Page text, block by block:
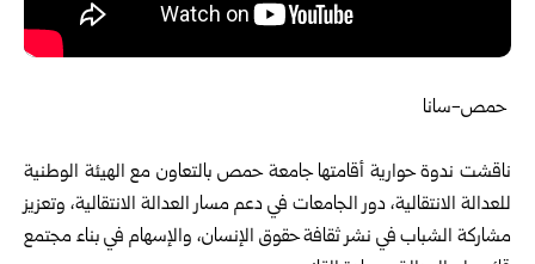
حمص-سانا
ناقشت ندوة حوارية أقامتها جامعة حمص بالتعاون مع الهيئة الوطنية
للعدالة الانتقالية، دور الجامعات في دعم مسار العدالة الانتقالية، وتعزيز
مشاركة الشباب في نشر ثقافة حقوق الإنسان، والإسهام في بناء مجتمع